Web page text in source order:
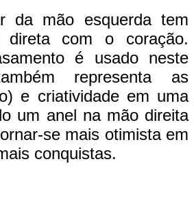
da mão esquerda tem
direta com o coração.
é usado neste
representa as
e criatividade em uma
um anel na mão direita
se mais otimista em
conquistas.